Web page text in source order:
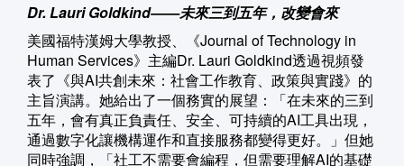
Dr. Lauri Goldkind——未來三到五年，改變會來
美國福特漢姆大學教授、《Journal of Technology in
Human Services》主編Dr. Lauri Goldkind透過視頻發
表了《與AI共創未來：社會工作教育、政策與實踐》的
主旨演講。她給出了一個務實的展望：「在未來的三到
五年，會有真正負責任、安全、可持續的AI工具出現，
通過數字化讓機構運作和直接服務都變得更好。」但她
同時強調，「社工不需要會編程，但需要理解AI的基礎